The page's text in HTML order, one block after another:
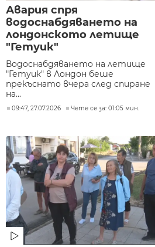
Авария спря
водоснабдяването на
лондонското летище
"Гетуик"
Водоснабдяването на летище
"Гетуик" в Лондон беше
прекъснато вчера след спиране
на...
09:47, 27.07.2026 Чете се за: 01:05 мин.